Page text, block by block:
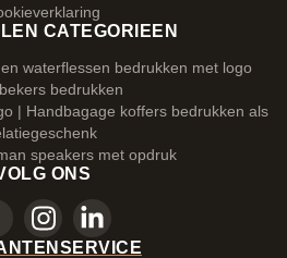
CATEGORIEEN
waterflessen bedrukken met logo
bedrukken
| Handbagage koffers bedrukken als
speakers met opdruk
ONS